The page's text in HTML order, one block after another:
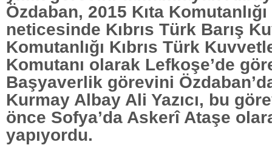
Özdaban, 2015 Kıta
neticesinde Kıbrıs Türk Barış
Komutanlığı Kıbrıs Türk
Komutanı olarak Lefkoşe’de
Başyaverlik görevini
Kurmay Albay Ali Yazıcı, bu
önce Sofya’da Askerî Ataşe
yapıyordu.